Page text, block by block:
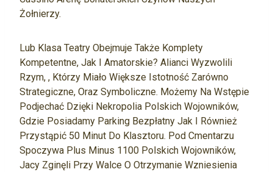
Żołnierzy.
Lub Klasa Teatry Obejmuje Także Komplety
Kompetentne, Jak I Amatorskie? Alianci Wyzwolili
Rzym, , Którzy Miało Większe Istotność Zarówno
Strategiczne, Oraz Symboliczne. Możemy Na Wstępie
Podjechać Dzięki Nekropolia Polskich Wojowników,
Gdzie Posiadamy Parking Bezpłatny Jak I Również
Przystąpić 50 Minut Do Klasztoru. Pod Cmentarzu
Spoczywa Plus Minus 1100 Polskich Wojowników,
Jacy Zginęli Przy Walce O Otrzymanie Wzniesienia